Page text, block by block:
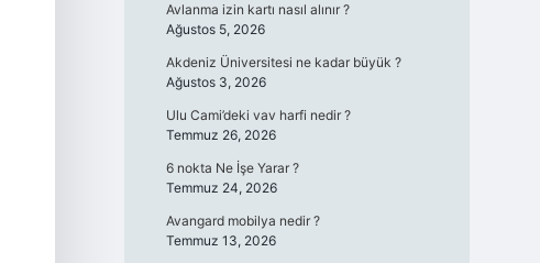
Avlanma izin kartı nasıl alınır ?
Ağustos 5, 2026
Akdeniz Üniversitesi ne kadar büyük ?
Ağustos 3, 2026
Ulu Cami’deki vav harfi nedir ?
Temmuz 26, 2026
6 nokta Ne İşe Yarar ?
Temmuz 24, 2026
Avangard mobilya nedir ?
Temmuz 13, 2026